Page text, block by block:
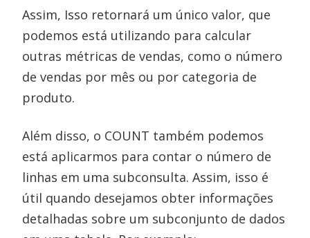
Assim, Isso retornará um único valor, que
podemos está utilizando para calcular
outras métricas de vendas, como o número
de vendas por mês ou por categoria de
produto.
Além disso, o COUNT também podemos
está aplicarmos para contar o número de
linhas em uma subconsulta. Assim, isso é
útil quando desejamos obter informações
detalhadas sobre um subconjunto de dados